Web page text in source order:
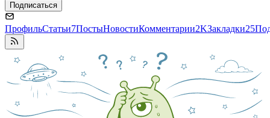
Подписаться
ПрофильСтатьи7ПостыНовостиКомментарии2KЗакладки25